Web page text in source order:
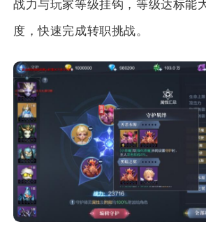
战力与玩家等级挂钩，等级达标能
度，快速完成转职挑战。